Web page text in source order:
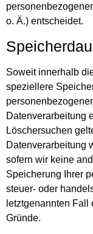
o. Ä.) entscheidet.
Soweit innerhalb
speziellere
Datenverarbeitung
Löschersuchen
Datenverarbeitung
sofern wir keine
Speicherung Ihrer
steuer- oder
letztgenannten
Gründe.